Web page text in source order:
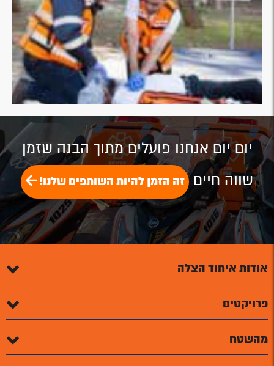
יום יום אנחנו פועלים מתוך הבנה שזמן
שווה חיים זה הזמן להיות השותפים שלנו!
אודות איחוד הצלה
פרויקטים
מהשטח